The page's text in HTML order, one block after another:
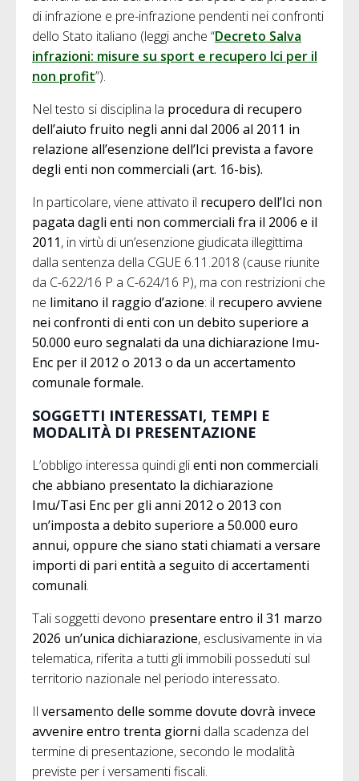
di infrazione e pre-infrazione pendenti nei confronti
dello Stato italiano (leggi anche “Decreto Salva
infrazioni: misure su sport e recupero Ici per il
non profit”).
Nel testo si disciplina la procedura di recupero
dell’aiuto fruito negli anni dal 2006 al 2011 in
relazione all’esenzione dell’Ici prevista a favore
degli enti non commerciali (art. 16-bis).
In particolare, viene attivato il recupero dell’Ici non
pagata dagli enti non commerciali fra il 2006 e il
2011, in virtù di un’esenzione giudicata illegittima
dalla sentenza della CGUE 6.11.2018 (cause riunite
da C-622/16 P a C-624/16 P), ma con restrizioni che
ne limitano il raggio d’azione: il recupero avviene
nei confronti di enti con un debito superiore a
50.000 euro segnalati da una dichiarazione Imu-
Enc per il 2012 o 2013 o da un accertamento
comunale formale.
SOGGETTI INTERESSATI, TEMPI E
MODALITÀ DI PRESENTAZIONE
L’obbligo interessa quindi glienti non commerciali
che abbiano presentato la dichiarazione
Imu/Tasi Enc per gli anni 2012 o 2013 con
un’imposta a debito superiore a 50.000 euro
annui, oppure che siano stati chiamati a versare
importi di pari entità a seguito di accertamenti
comunali.
Tali soggetti devono presentare entro il 31 marzo
2026 un’unica dichiarazione, esclusivamente in via
telematica, riferita a tutti gli immobili posseduti sul
territorio nazionale nel periodo interessato.
Il versamento delle somme dovute dovrà invece
avvenire entro trenta giorni dalla scadenza del
termine di presentazione, secondo le modalità
previste per i versamenti fiscali.